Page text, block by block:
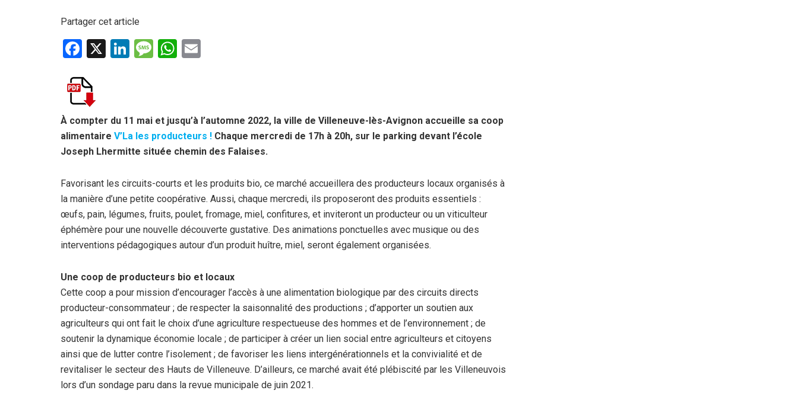
Partager cet article
F
ce
b
o
o
k
X
Li
n
M
g
e
W
A
p
p
À compter du 11 mai et jusqu’à l’automne 2022, la ville de Villeneuve-lès-Avignon accueille sa coop
alimentaire V’La les producteurs ! Chaque mercredi de 17h à 20h, sur le parking devant l’école
Joseph Lhermitte située chemin des Falaises.
Favorisant les circuits-courts et les produits bio, ce marché accueillera des producteurs locaux organisés à
la manière d’une petite coopérative. Aussi, chaque mercredi, ils proposeront des produits essentiels :
œufs, pain, légumes, fruits, poulet, fromage, miel, confitures, et inviteront un producteur ou un viticulteur
éphémère pour une nouvelle découverte gustative. Des animations ponctuelles avec musique ou des
interventions pédagogiques autour d’un produit huître, miel, seront également organisées.
Une coop de producteurs bio et locaux
Cette coop a pour mission d’encourager l’accès à une alimentation biologique par des circuits directs
producteur-consommateur ; de respecter la saisonnalité des productions ; d’apporter un soutien aux
agriculteurs qui ont fait le choix d’une agriculture respectueuse des hommes et de l’environnement ; de
soutenir la dynamique économie locale ; de participer à créer un lien social entre agriculteurs et citoyens
ainsi que de lutter contre l’isolement ; de favoriser les liens intergénérationnels et la convivialité et de
revitaliser le secteur des Hauts de Villeneuve. D’ailleurs, ce marché avait été plébiscité par les Villeneuvois
lors d’un sondage paru dans la revue municipale de juin 2021.